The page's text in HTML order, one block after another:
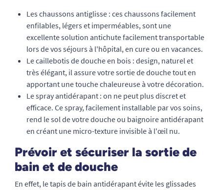
Les chaussons antiglisse : ces chaussons facilement
enfilables, légers et imperméables, sont une
excellente solution antichute facilement transportable
lors de vos séjours à l'hôpital, en cure ou en vacances.
Le caillebotis de douche en bois : design, naturel et
très élégant, il assure votre sortie de douche tout en
apportant une touche chaleureuse à votre décoration.
Le spray antidérapant : on ne peut plus discret et
efficace. Ce spray, facilement installable par vos soins,
rend le sol de votre douche ou baignoire antidérapant
en créant une micro-texture invisible à l'œil nu.
Prévoir et sécuriser la sortie de
bain et de douche
En effet, le tapis de bain antidérapant évite les glissades